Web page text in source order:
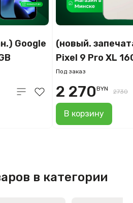
Google
(новый.
Pixel 9 Pro XL
(фарфор)
Под заказ
В корзину
2 270BYN 2730
в категории